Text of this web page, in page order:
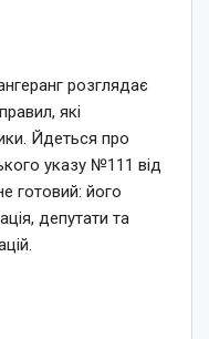
розглядає
які
Йдеться про
указу №111 від
готовий: його
депутати та